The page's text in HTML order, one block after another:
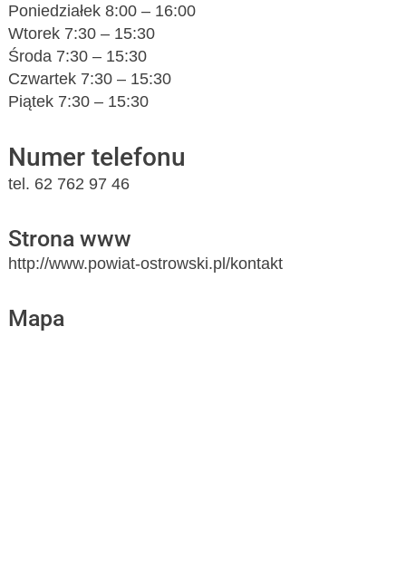
Poniedziałek 8:00 – 16:00
Wtorek 7:30 – 15:30
Środa 7:30 – 15:30
Czwartek 7:30 – 15:30
Piątek 7:30 – 15:30
Numer telefonu
tel. 62 762 97 46
Strona www
http://www.powiat-ostrowski.pl/kontakt
Mapa